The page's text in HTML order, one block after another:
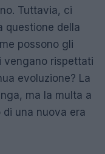
Tuttavia, ci
questione della
possono gli
vengano rispettati
evoluzione? La
ma la multa a
di una nuova era